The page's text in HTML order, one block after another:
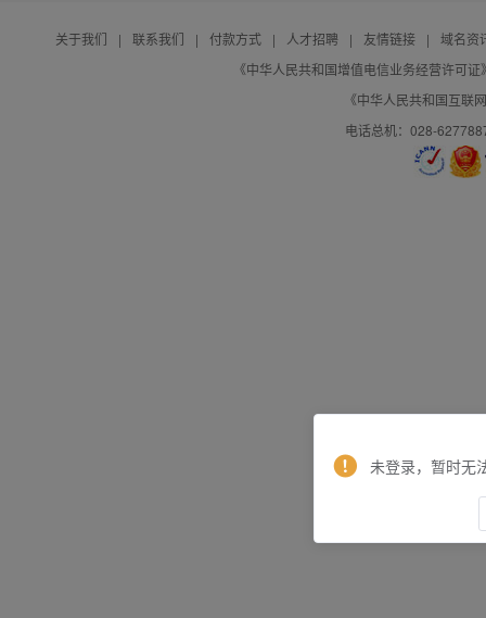
关于我们 | 联系我们 | 付款方式 | 人才招聘 | 友情链接 |
域名资
《中华人民共和国增值电信业务经营许可
《中华人民共和国互联
电话总机：028-
未登录，暂时无